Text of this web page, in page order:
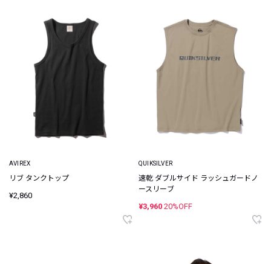
AVIREX
リブ タンクトップ
¥2,860
QUIKSILVER
速乾 ダブルサイド ラッシュガードノ
ースリーブ
¥3,960 20%OFF